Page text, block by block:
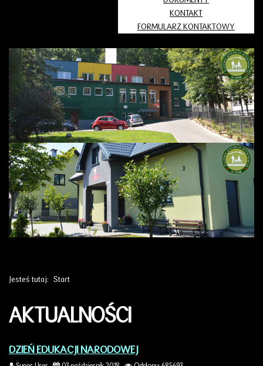
KONTAKT
FORMULARZ KONTAKTOWY
Jesteś tutaj: Start
AKTUALNOŚCI
DZIEŃ EDUKACJI NARODOWEJ